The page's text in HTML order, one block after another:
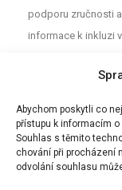
Abychom poskytli co
přístupu k informacím
Souhlas s těmito
chování při procházení
odvolání souhlasu
podporu zručnosti
informace k inkluzi
vzdělávání mezi